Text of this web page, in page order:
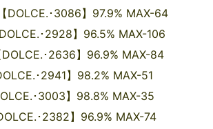
･3086】97.9% MAX-64
･2928】96.5% MAX-106
･2636】96.9% MAX-84
･2941】98.2% MAX-51
･3003】98.8% MAX-35
･2382】96.9% MAX-74